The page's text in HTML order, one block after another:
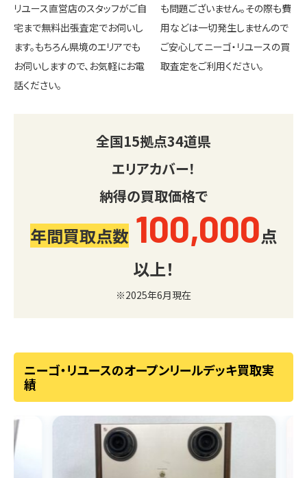
リユース直営店のスタッフがご自
宅まで無料出張査定でお伺いし
ます。もちろん県境のエリアでも
お伺いしますので、お気軽にお電
話ください。
も問題ございません。その際も費
用などは一切発生しませんので
ご安心してニーゴ・リユースの買
取査定をご利用ください。
全国15拠点34道県
エリアカバー！
納得の買取価格で
年間買取点数 100,000点
以上！
※2025年6月現在
ニーゴ・リユースのオープンリールデッキ買取実
績